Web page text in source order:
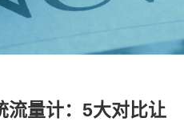
流量计：5大对比让